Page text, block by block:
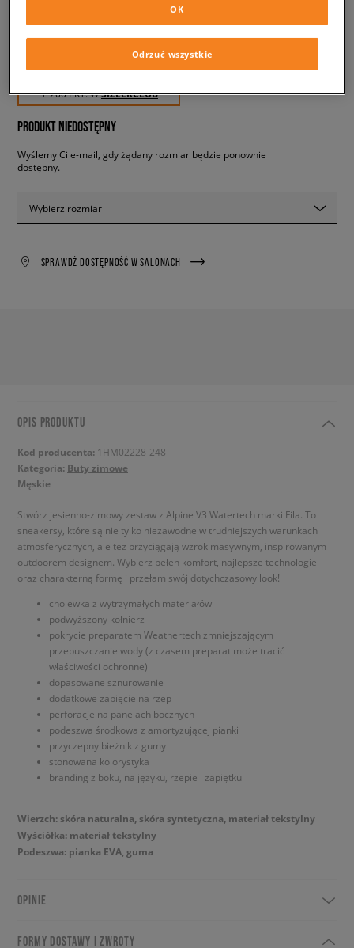
✛ 200 PKT. WSIZEERCLUB
PRODUKT NIEDOSTĘPNY
Wyślemy Ci e-mail, gdy żądany rozmiar będzie ponownie
dostępny.
Wybierz rozmiar
SPRAWDŹ DOSTĘPNOŚĆ W SALONACH
OPIS PRODUKTU
Kod producenta: 1HM02228-248
Kategoria: Buty zimowe
Męskie
Stwórz jesienno-zimowy zestaw z Alpine V3 Watertech marki Fila. To
sneakersy, które są nie tylko niezawodne w trudniejszych warunkach
atmosferycznych, ale też przyciągają wzrok masywnym, inspirowanym
outdoorem designem. Wybierz pełen komfort, najlepsze technologie
oraz charakterną formę i przełam swój dotychczasowy look!
cholewka z wytrzymałych materiałów
podwyższony kołnierz
pokrycie preparatem Weathertech zmniejszającym
przepuszczanie wody (z czasem preparat może tracić
właściwości ochronne)
dopasowane sznurowanie
dodatkowe zapięcie na rzep
perforacje na panelach bocznych
podeszwa środkowa z amortyzującej pianki
przyczepny bieżnik z gumy
stonowana kolorystyka
branding z boku, na języku, rzepie i zapiętku
Wierzch: skóra naturalna, skóra syntetyczna, materiał tekstylny
Wyściółka: materiał tekstylny
Podeszwa: pianka EVA, guma
OPINIE
FORMY DOSTAWY I ZWROTY
Odrzuć wszystkie
OK